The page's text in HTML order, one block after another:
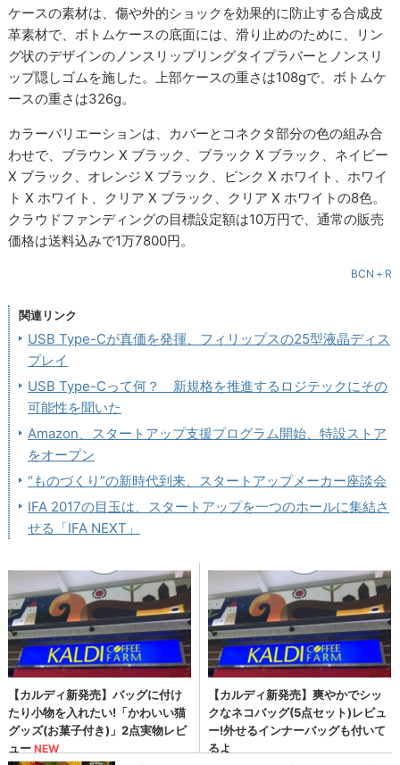
ケースの素材は、傷や外的ショックを効果的に防止する合成皮
革素材で、ボトムケースの底面には、滑り止めのために、リン
グ状のデザインのノンスリップリングタイプラバーとノンスリ
ップ隠しゴムを施した。上部ケースの重さは108gで、ボトムケ
ースの重さは326g。
カラーバリエーションは、カバーとコネクタ部分の色の組み合
わせで、ブラウン X ブラック、ブラック X ブラック、ネイビー
X ブラック、オレンジ X ブラック、ピンク X ホワイト、ホワイ
ト X ホワイト、クリア X ブラック、クリア X ホワイトの8色。
クラウドファンディングの目標設定額は10万円で、通常の販売
価格は送料込みで1万7800円。
BCN＋R
関連リンク
USB Type-Cが真価を発揮、フィリップスの25型液晶ディス
プレイ
USB Type-Cって何？ 新規格を推進するロジテックにその
可能性を聞いた
Amazon、スタートアップ支援プログラム開始、特設ストア
をオープン
“ものづくり”の新時代到来、スタートアップメーカー座談会
IFA 2017の目玉は、スタートアップを一つのホールに集結さ
せる「IFA NEXT」